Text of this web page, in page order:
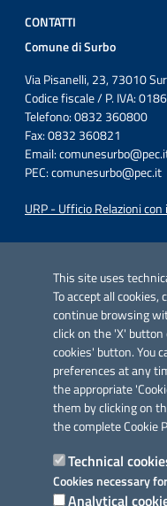
This site uses
To accept all cookies,
continue browsing
click on the 'X'
cookies' button. You
preferences at any
the appropriate
them by clicking on
the complete Cookie
Technical
Cookies necessary
Analytical
CONTATTI
Comune di Surbo
Via Pisanelli, 23, 73010
Codice fiscale / P. IVA:
Telefono: 0832 360800
Fax: 0832 360821
Email:
PEC:comunesurbo@pec.it
URP - Ufficio Relazioni con
Azione 2.3.
Link utili
Informativa privacy
Dichiarazione di